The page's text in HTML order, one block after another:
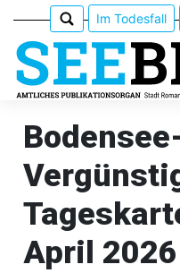
Epaper
Veranstaltungen
Erlebnisführer
Im Todesfall
April 2026